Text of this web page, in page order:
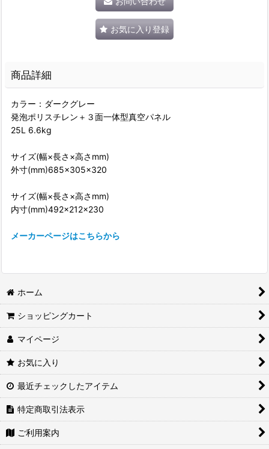
お気に入り登録
商品詳細
カラー：ダークグレー
発泡ポリスチレン＋３面一体型真空パネル
25L 6.6kg
サイズ(幅×長さ×高さmm)
外寸(mm)685×305×320
サイズ(幅×長さ×高さmm)
内寸(mm)492×212×230
メーカーページはこちらから
ホーム
ショッピングカート
マイページ
お気に入り
最近チェックしたアイテム
特定商取引法表示
ご利用案内